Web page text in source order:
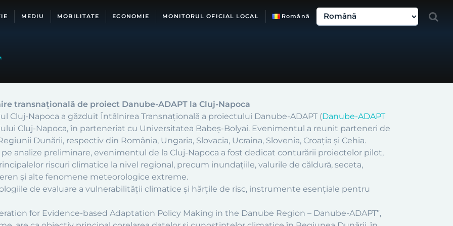
MEDIU MOBILITATE ECONOMIE MONITORUL OFICIAL LOCAL Română
transnațională de proiect Danube-ADAPT la Cluj-Napoca
Cluj-Napoca a găzduit Întâlnirea Transnațională a proiectului Danube-ADAPT (Danube-ADAPT
Cluj-Napoca, în parteneriat cu Universitatea Babeș-Bolyai. Evenimentul a reunit parteneri de
Dunării, respectiv din România, Ungaria, Slovacia, Ucraina, Slovenia, Croația și Cehia.
analize preliminare, evenimentul de la Cluj-Napoca a fost dedicat conturării proiectelor pilot,
riscuri climatice la nivel regional, precum inundațiile, valurile de căldură, seceta,
și alte fenomene meteorologice extreme.
de evaluare a vulnerabilității climatice și hărțile de risc, instrumente esențiale pentru
for Evidence-based Adaptation Policy Making in the Danube Region – Danube-ADAPT”,